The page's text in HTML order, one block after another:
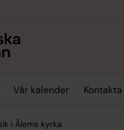
Vår kalender
i Ålems kyrka